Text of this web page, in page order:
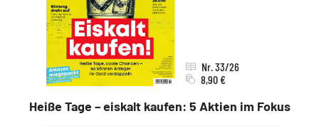
Heiße Tage – eiskalt kaufen: 5 Aktien im Fokus
Nr. 33/26
8,90 €